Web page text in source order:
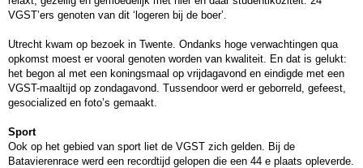
VGST’ers genoten van dit ‘logeren bij de boer’.
Utrecht kwam op bezoek in Twente. Ondanks hoge verwachtingen qua
opkomst moest er vooral genoten worden van kwaliteit. En dat is gelukt:
het begon al met een koningsmaal op vrijdagavond en eindigde met een
VGST-maaltijd op zondagavond. Tussendoor werd er geborreld, gefeest,
gesocialized en foto’s gemaakt.
Sport
Ook op het gebied van sport liet de VGST zich gelden. Bij de
Batavierenrace werd een recordtijd gelopen die een 44 e plaats opleverde.